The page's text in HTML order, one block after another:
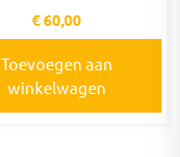
€60,00
Toevoegen aan
winkelwagen